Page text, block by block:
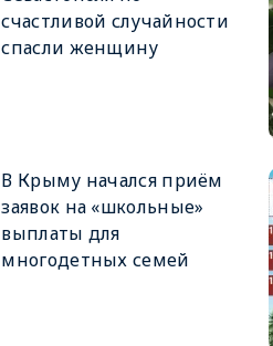
счастливой случайности
спасли женщину
В Крыму начался приём
заявок на «школьные»
выплаты для
многодетных семей